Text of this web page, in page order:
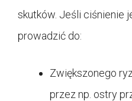
skutków. Jeśli ciśnienie
prowadzić do:
Zwiększonego
przez np. ostry